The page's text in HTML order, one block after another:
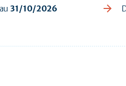
au 31/10/2026